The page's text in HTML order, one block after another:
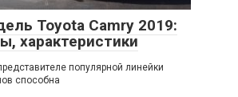
Toyota Camry 2019:
характеристики
популярной линейки
способна